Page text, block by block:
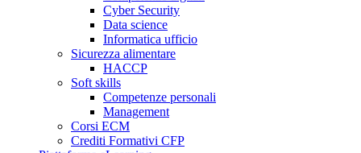
Cyber Security
Data science
Informatica ufficio
Sicurezza alimentare
HACCP
Soft skills
Competenze personali
Management
Corsi ECM
Crediti Formativi CFP